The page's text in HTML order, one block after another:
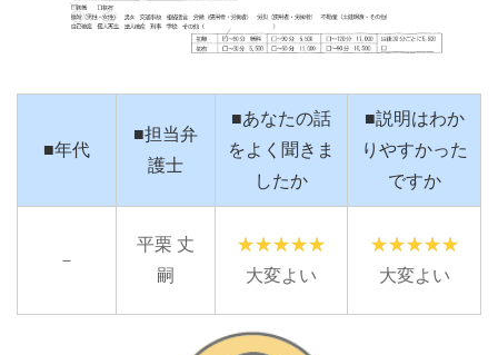
■年代
■担当弁
護士
■あなたの話
をよく聞きま
したか
■説明はわか
りやすかった
ですか
－
平栗 丈
嗣
大変よい 大変よい